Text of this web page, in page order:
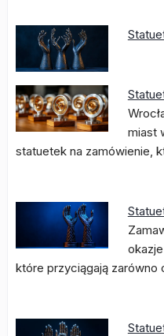
miast
statuetek na zamówienie,
które przyciągają